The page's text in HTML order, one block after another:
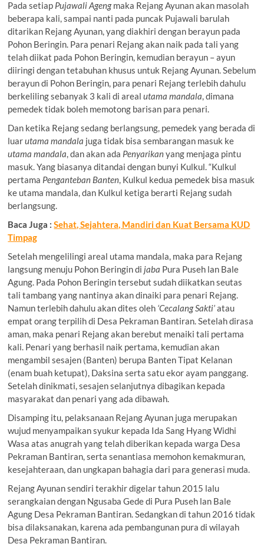
Pada setiap Pujawali Agengmaka Rejang Ayunan akan masolah
beberapa kali, sampai nanti pada puncak Pujawali barulah
ditarikan Rejang Ayunan, yang diakhiri dengan berayun pada
Pohon Beringin. Para penari Rejang akan naik pada tali yang
telah diikat pada Pohon Beringin, kemudian berayun – ayun
diiringi dengan tetabuhan khusus untuk Rejang Ayunan. Sebelum
berayun di Pohon Beringin, para penari Rejang terlebih dahulu
berkeliling sebanyak 3 kali di arealutama mandala, dimana
pemedek tidak boleh memotong barisan para penari.
Dan ketika Rejang sedang berlangsung, pemedek yang berada di
luarutama mandala juga tidak bisa sembarangan masuk ke
utama mandala, dan akan ada Penyarikanyang menjaga pintu
masuk. Yang biasanya ditandai dengan bunyi Kulkul. “Kulkul
pertama Penganteban Banten, Kulkul kedua pemedek bisa masuk
ke utama mandala, dan Kulkul ketiga berarti Rejang sudah
berlangsung.
Baca Juga :Sehat, Sejahtera, Mandiri dan Kuat Bersama KUD
Timpag
Setelah mengelilingi areal utama mandala, maka para Rejang
langsung menuju Pohon Beringin di jaba Pura Puseh lan Bale
Agung. Pada Pohon Beringin tersebut sudah diikatkan seutas
tali tambang yang nantinya akan dinaiki para penari Rejang.
Namun terlebih dahulu akan dites oleh ‘Cecalang Sakti’atau
empat orang terpilih di Desa Pekraman Bantiran. Setelah dirasa
aman, maka penari Rejang akan berebut menaiki tali pertama
kali. Penari yang berhasil naik pertama, kemudian akan
mengambil sesajen (Banten) berupa Banten Tipat Kelanan
(enam buah ketupat), Daksina serta satu ekor ayam panggang.
Setelah dinikmati, sesajen selanjutnya dibagikan kepada
masyarakat dan penari yang ada dibawah.
Disamping itu, pelaksanaan Rejang Ayunan juga merupakan
wujud menyampaikan syukur kepada Ida Sang Hyang Widhi
Wasa atas anugrah yang telah diberikan kepada warga Desa
Pekraman Bantiran, serta senantiasa memohon kemakmuran,
kesejahteraan, dan ungkapan bahagia dari para generasi muda.
Rejang Ayunan sendiri terakhir digelar tahun 2015 lalu
serangkaian dengan Ngusaba Gede di Pura Puseh lan Bale
Agung Desa Pekraman Bantiran. Sedangkan di tahun 2016 tidak
bisa dilaksanakan, karena ada pembangunan pura di wilayah
Desa Pekraman Bantiran.